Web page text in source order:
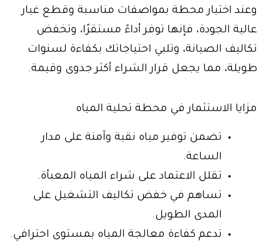
وعند اختيار محطة بمواصفات مناسبة وقطع غيار
عالية الجودة، فإنها توفر أداءً مستقرًا، وتخفض
تكاليف الصيانة، وتلبي احتياجاتك بكفاءة لسنوات
طويلة، مما يجعل قرار الشراء أكثر جدوى وقيمة.
مزايا الاستثمار في محطة تحلية المياه
تضمن توفير مياه نقية وآمنة على مدار
الساعة.
تقلل الاعتماد على شراء المياه المعبأة.
تساهم في خفض تكاليف التشغيل على
المدى الطويل.
تدعم كفاءة معالجة المياه بمستوى احترافي.